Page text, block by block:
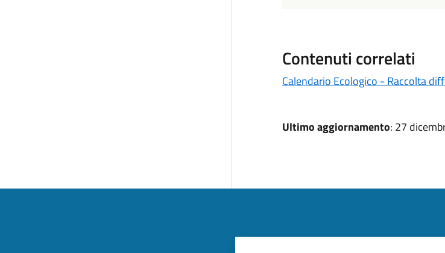
Contenuti correlati
Calendario Ecologico - Raccolta
Ultimo aggiornamento: 27